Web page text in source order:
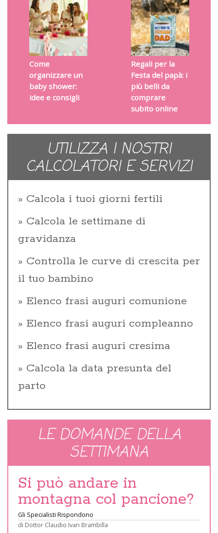
Come
organizzare un
baby shower:
idee e consigli
Regali per la
Festa del papà: i
più belli da
comprare
subito online
UTILIZZA I NOSTRI
CALCOLATORI E SERVIZI
Calcola i tuoi giorni fertili
Calcola le settimane di
gravidanza
Controlla le curve di crescita per
il tuo bambino
Elenco frasi auguri comunione
Elenco frasi auguri compleanno
Elenco frasi auguri cresima
Calcola la data presunta del
parto
LE DOMANDE DELLA
SETTIMANA
Si può andare in
montagna col pancione?
Gli Specialisti Rispondono
di Dottor Claudio Ivan Brambilla